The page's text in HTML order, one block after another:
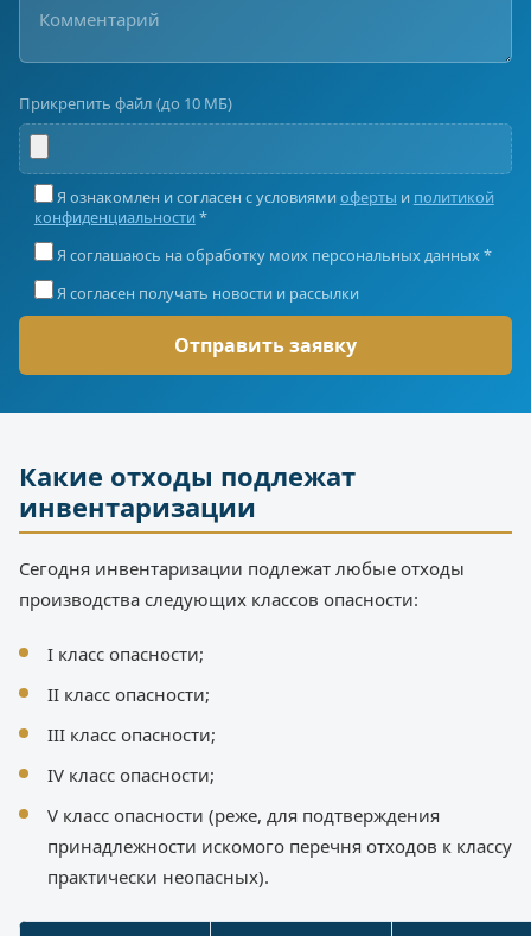
Прикрепить файл (до 10 МБ)
Я ознакомлен и согласен с условиями оферты и политикой
конфиденциальности *
Я соглашаюсь на обработку моих персональных данных *
Я согласен получать новости и рассылки
Какие отходы подлежат
инвентаризации
Сегодня инвентаризации подлежат любые отходы
производства следующих классов опасности:
I класс опасности;
II класс опасности;
III класс опасности;
IV класс опасности;
V класс опасности (реже, для подтверждения
принадлежности искомого перечня отходов к классу
практически неопасных).